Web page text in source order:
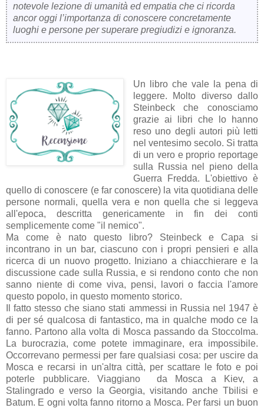
notevole lezione di umanità ed empatia che ci ricorda
ancor oggi l’importanza di conoscere concretamente
luoghi e persone per superare pregiudizi e ignoranza.
Un libro che vale la pena di
leggere. Molto diverso dallo
Steinbeck che conosciamo
grazie ai libri che lo hanno
reso uno degli autori più letti
nel ventesimo secolo. Si tratta
di un vero e proprio reportage
sulla Russia nel pieno della
Guerra Fredda. L'obiettivo è
quello di conoscere (e far conoscere) la vita quotidiana delle
persone normali, quella vera e non quella che si leggeva
all'epoca, descritta genericamente in fin dei conti
semplicemente come "il nemico".
Ma come è nato questo libro? Steinbeck e Capa si
incontrano in un bar, ciascuno con i propri pensieri e alla
ricerca di un nuovo progetto. Iniziano a chiacchierare e la
discussione cade sulla Russia, e si rendono conto che non
sanno niente di come viva, pensi, lavori o faccia l'amore
questo popolo, in questo momento storico.
Il fatto stesso che siano stati ammessi in Russia nel 1947 è
di per sé qualcosa di fantastico, ma in qualche modo ce la
fanno. Partono alla volta di Mosca passando da Stoccolma.
La burocrazia, come potete immaginare, era impossibile.
Occorrevano permessi per fare qualsiasi cosa: per uscire da
Mosca e recarsi in un'altra città, per scattare le foto e poi
poterle pubblicare. Viaggiano da Mosca a Kiev, a
Stalingrado e verso la Georgia, visitando anche Tbilisi e
Batum. E ogni volta fanno ritorno a Mosca. Per farsi un buon